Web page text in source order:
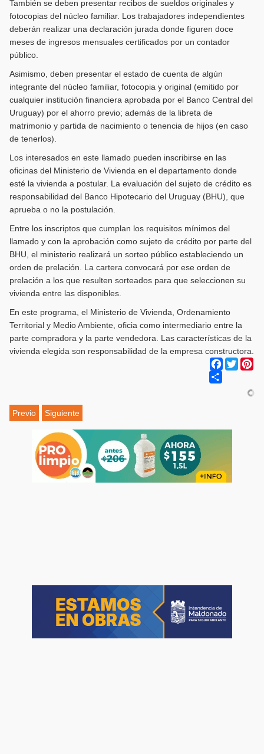
También se deben presentar recibos de sueldos originales y
fotocopias del núcleo familiar. Los trabajadores independientes
deberán realizar una declaración jurada donde figuren doce
meses de ingresos mensuales certificados por un contador
público.
Asimismo, deben presentar el estado de cuenta de algún
integrante del núcleo familiar, fotocopia y original (emitido por
cualquier institución financiera aprobada por el Banco Central del
Uruguay) por el ahorro previo; además de la libreta de
matrimonio y partida de nacimiento o tenencia de hijos (en caso
de tenerlos).
Los interesados en este llamado pueden inscribirse en las
oficinas del Ministerio de Vivienda en el departamento donde
esté la vivienda a postular. La evaluación del sujeto de crédito es
responsabilidad del Banco Hipotecario del Uruguay (BHU), que
aprueba o no la postulación.
Entre los inscriptos que cumplan los requisitos mínimos del
llamado y con la aprobación como sujeto de crédito por parte del
BHU, el ministerio realizará un sorteo público estableciendo un
orden de prelación. La cartera convocará por ese orden de
prelación a los que resulten sorteados para que seleccionen su
vivienda entre las disponibles.
En este programa, el Ministerio de Vivienda, Ordenamiento
Territorial y Medio Ambiente, oficia como intermediario entre la
parte compradora y la parte vendedora. Las características de la
vivienda elegida son responsabilidad de la empresa constructora.
Facebook
Twitter
Previo Siguiente